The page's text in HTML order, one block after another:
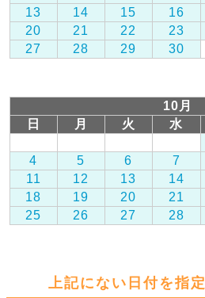
13
14 15 16
20
21 22 23
27
28 29 30
10月
日
月 火 水
4
5 6 7
11
12 13 14
18
19 20 21
25
26 27 28
上記にない日付を指定